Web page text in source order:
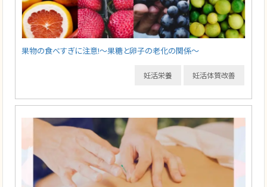
果物の食べすぎに注意!～果糖と卵子の老化の関係～
妊活体質改善
妊活栄養